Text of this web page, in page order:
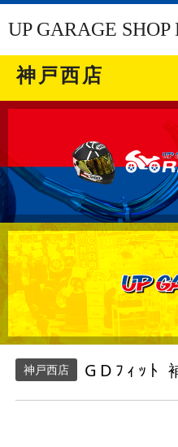
UP GARAGE SHOP
神戸西店
神戸西店 GDﾌｨｯﾄ